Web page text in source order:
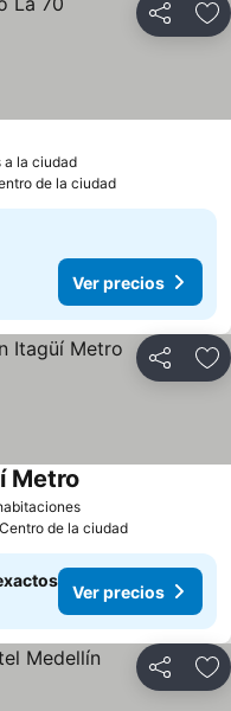
Compartir
a la ciudad
de la ciudad
Ver precios
Compartir
Metro
de la ciudad
Ver precios
Compartir